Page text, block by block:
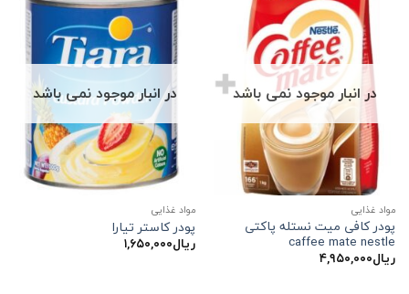
در انبار موجود نمی باشد
مواد غذایی
پودر کافی میت نستله پاکتی
caffee mate nestle
ریال۴,۹۵۰,۰۰۰
در انبار موجود نمی باشد
مواد غذایی
پودر کاستر تیارا
ریال۱,۶۵۰,۰۰۰